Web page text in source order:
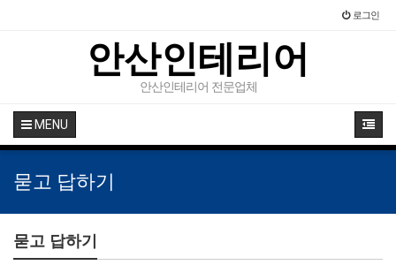
로그인
안산인테리어
안산인테리어 전문업체
MENU
묻고 답하기
묻고 답하기